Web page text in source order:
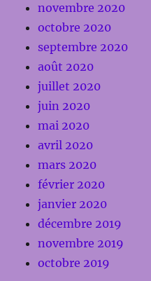
novembre 2020
octobre 2020
septembre 2020
août 2020
juillet 2020
juin 2020
mai 2020
avril 2020
mars 2020
février 2020
janvier 2020
décembre 2019
novembre 2019
octobre 2019